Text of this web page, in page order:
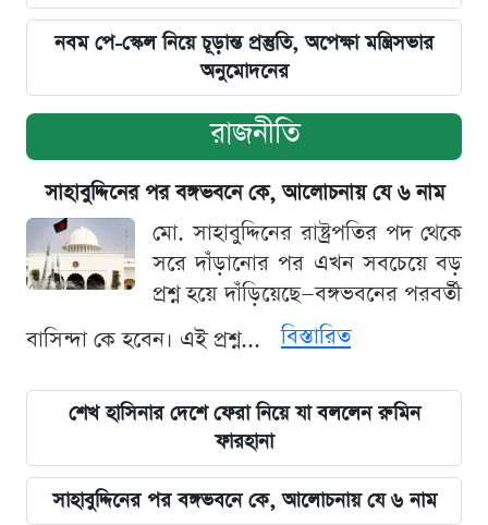
নবম পে-স্কেল নিয়ে চূড়ান্ত প্রস্তুতি, অপেক্ষা মন্ত্রিসভার
অনুমোদনের
রাজনীতি
সাহাবুদ্দিনের পর বঙ্গভবনে কে, আলোচনায় যে ৬ নাম
মো. সাহাবুদ্দিনের রাষ্ট্রপতির পদ থেকে
সরে দাঁড়ানোর পর এখন সবচেয়ে বড়
প্রশ্ন হয়ে দাঁড়িয়েছে—বঙ্গভবনের পরবর্তী
বাসিন্দা কে হবেন। এই প্রশ্ন...
বিস্তারিত
শেখ হাসিনার দেশে ফেরা নিয়ে যা বললেন রুমিন
ফারহানা
সাহাবুদ্দিনের পর বঙ্গভবনে কে, আলোচনায় যে ৬ নাম